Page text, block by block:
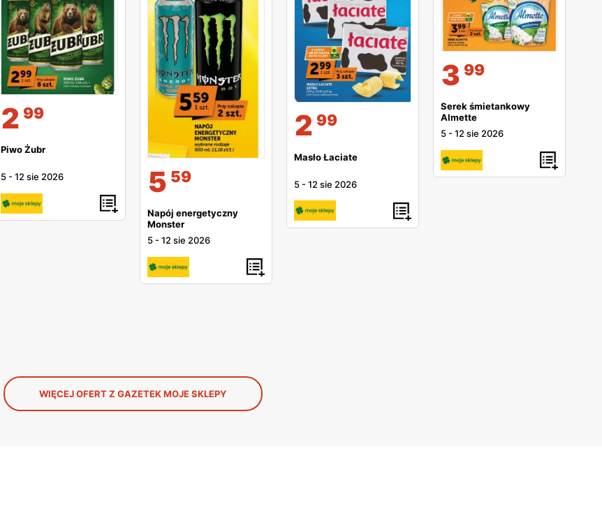
2 99
Piwo Żubr
5 -12 sie 2026 5 59
Napój energetyczny
Monster
5 -12 sie 2026
2 99
Masło Łaciate
5 -12 sie 2026
3 99
Serek śmietankowy
Almette
5 -12 sie 2026
WIĘCEJ OFERT Z GAZETEK MOJE SKLEPY